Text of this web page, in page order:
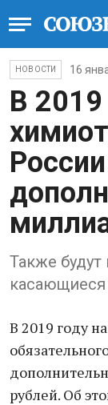
НОВОСТИ 16
В 2019
Также
В 2019 году
рублей. Об